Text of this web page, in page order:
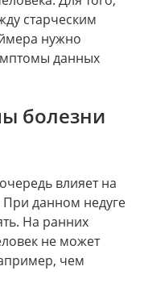
старческим
нужно
данных
болезни
влияет на
При данном недуге
На ранних
не может
чем